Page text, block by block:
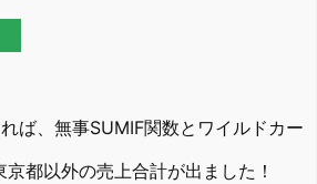
ば、無事SUMIF関数とワイルドカー
京都以外の売上合計が出ました！